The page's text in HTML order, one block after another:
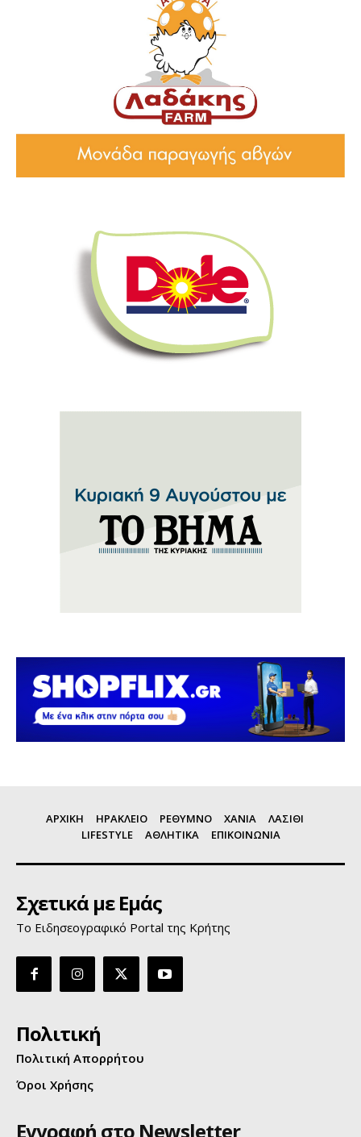
ΑΡΧΙΚΗ ΗΡΑΚΛΕΙΟ ΡΕΘΥΜΝΟ ΧΑΝΙΑ
ΛΑΣΙΘΙ
LIFESTYLE
ΑΘΛΗΤΙΚΑ ΕΠΙΚΟΙΝΩΝΙΑ
Σχετικά με Εμάς
Το Ειδησεογραφικό Portal της Κρήτης
Πολιτική
Πολιτική Απορρήτου
Όροι Χρήσης
Εγγραφή στο Newsletter